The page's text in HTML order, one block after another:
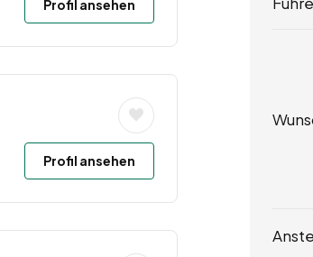
Profil ansehen
Profil ansehen